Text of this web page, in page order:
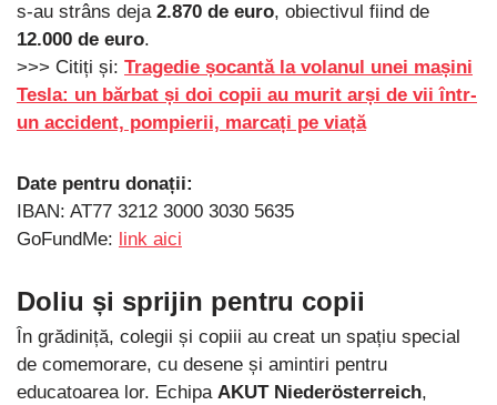
s-au strâns deja 2.870 de euro, obiectivul fiind de
12.000 de euro.
>>> Citiți și: Tragedie șocantă la volanul unei mașini
Tesla: un bărbat și doi copii au murit arși de vii într-
un accident, pompierii, marcați pe viață
Date pentru donații:
IBAN: AT77 3212 3000 3030 5635
GoFundMe: link aici
Doliu și sprijin pentru copii
În grădiniță, colegii și copiii au creat un spațiu special
de comemorare, cu desene și amintiri pentru
educatoarea lor. Echipa AKUT Niederösterreich,